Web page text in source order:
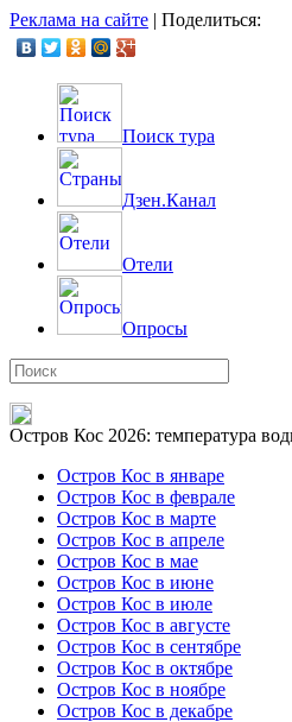
Реклама на сайте | Поделиться:
Поиск тура
Дзен.Канал
Отели
Опросы
Остров Кос 2026: температура
Остров Кос в январе
Остров Кос в феврале
Остров Кос в марте
Остров Кос в апреле
Остров Кос в мае
Остров Кос в июне
Остров Кос в июле
Остров Кос в августе
Остров Кос в сентябре
Остров Кос в октябре
Остров Кос в ноябре
Остров Кос в декабре